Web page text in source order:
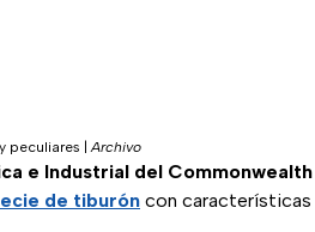
peculiares |Archivo
e Industrial del Commonwealth
de tiburón con características